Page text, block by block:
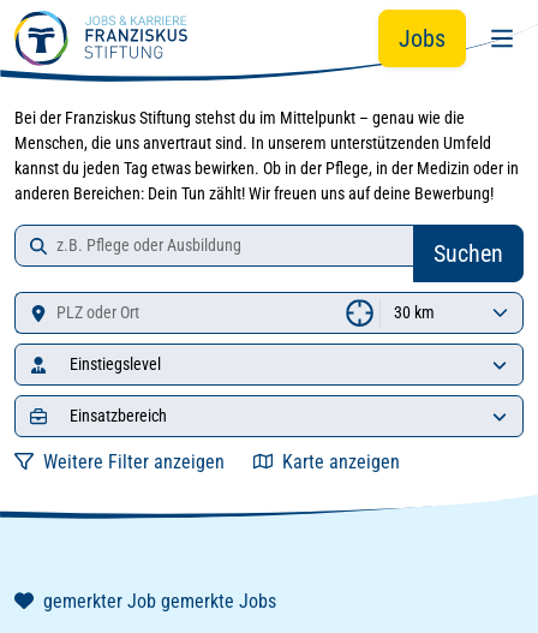
Zur Jobsuche springen Zum Hauptinhalt springen
Jobs
Bei der Franziskus Stiftung stehst du im Mittelpunkt – genau wie die
Menschen, die uns anvertraut sind. In unserem unterstützenden Umfeld
kannst du jeden Tag etwas bewirken. Ob in der Pflege, in der Medizin oder in
anderen Bereichen: Dein Tun zählt! Wir freuen uns auf deine Bewerbung!
Job-Suche
Suchen
Standort
Zu den Suchergebnissen springen
Einstiegslevel
Einsatzbereich
Weitere Filter anzeigen Karte anzeigen
gemerkter Job gemerkte Jobs